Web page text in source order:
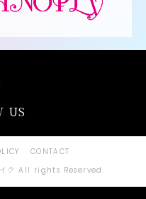
US
CONTACT
ク All rights Reserved.